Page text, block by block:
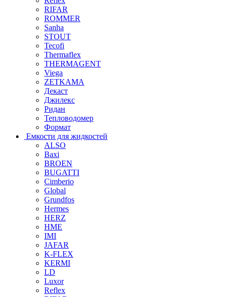
RIFAR
ROMMER
Sanha
STOUT
Tecofi
Thermaflex
THERMAGENT
Viega
ZETKAMA
Декаст
Джилекс
Ридан
Тепловодомер
Формат
Емкости для жидкостей
ALSO
Baxi
BROEN
BUGATTI
Cimberio
Global
Grundfos
Hermes
HERZ
HME
IMI
JAFAR
K-FLEX
KERMI
LD
Luxor
Reflex